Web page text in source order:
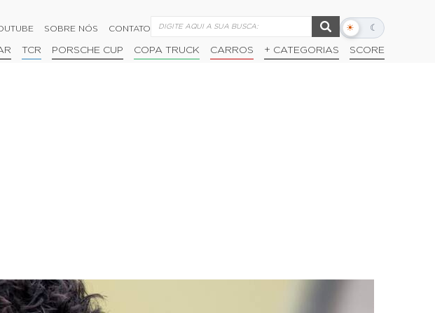
SOBRE NÓS CONTATO ☀ ☾
Alternar
escuro
TCR PORSCHE CUP COPA TRUCK CARROS + CATEGORIAS SCORE